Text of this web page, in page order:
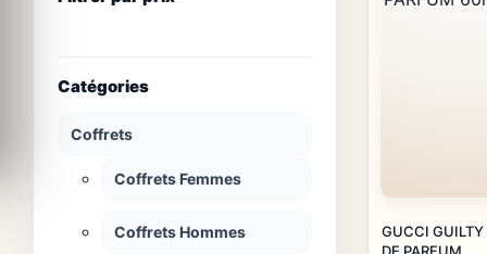
Catégories
Coffrets
Coffrets Femmes
Coffrets Hommes
GUCCI GUILTY
DE PARFUM